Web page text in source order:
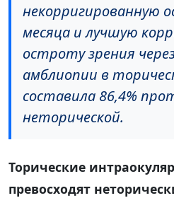
некорригированную
месяца и лучшую
остроту зрения
амблиопии в
составила 86,4%
неторической.
Торические
превосходят